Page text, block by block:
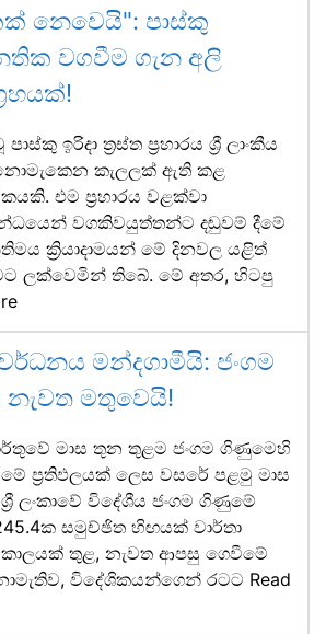
නෙවෙයි": පාස්කු
වගවීම ගැන අලි
ඉරිදා ත්‍රස්ත ප්‍රහාරය ශ්‍රී ලාංකීය
නොමැකෙන කැලලක් ඇති කළ
එම ප්‍රහාරය වළක්වා
වගකිවයුත්තන්ට දඬුවම් දීමේ
ක්‍රියාදාමයන් මේ දිනවල යළිත්
ලක්වෙමින් තිබේ. මේ අතර, හිටපු
මන්දගාමීයි: ජංගම
මතුවෙයි!
මාස තුන තුළම ජංගම ගිණුමෙහි
ප්‍රතිඵලයක් ලෙස වසරේ පළමු මාස
ලංකාවේ විදේශීය ජංගම ගිණුමේ
සමුච්ඡිත හිඟයක් වාර්තා
තුළ, නැවත ආපසු ගෙවීමේ
විදේශිකයන්ගෙන් රටට Read